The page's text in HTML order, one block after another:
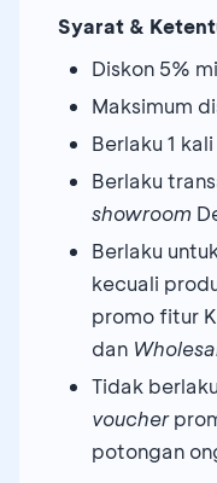
Syarat &
Diskon 5%
Maksimum
Berlaku 1
Berlaku
showroom
Berlaku
kecuali
promo fitur
dan
Tidak
voucher
potongan